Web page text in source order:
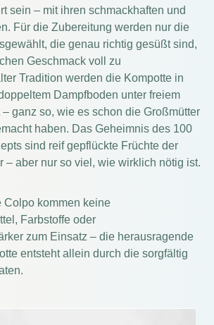
sein – mit ihren schmackhaften und
Für die Zubereitung werden nur die
die genau richtig gesüßt sind,
Geschmack voll zu
Tradition werden die Kompotte in
Dampfboden unter freiem
ganz so, wie es schon die Großmütter
haben. Das Geheimnis des 100
sind reif gepflückte Früchte der
– aber nur so viel, wie wirklich nötig ist.
Colpo kommen keine
Farbstoffe oder
zum Einsatz – die herausragende
entsteht allein durch die sorgfältig